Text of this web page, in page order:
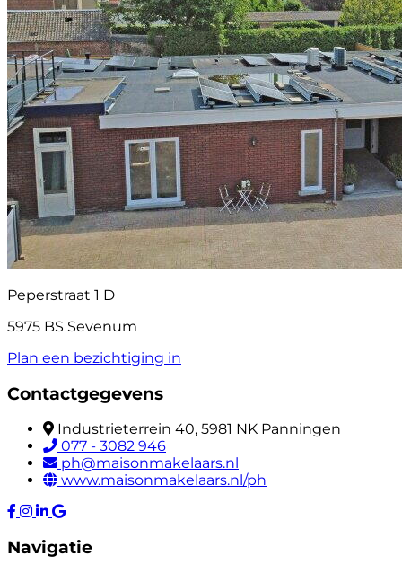
Peperstraat 1 D
5975 BS Sevenum
Plan een bezichtiging in
Contactgegevens
Industrieterrein 40, 5981 NK Panningen
077 - 3082 946
ph@maisonmakelaars.nl
www.maisonmakelaars.nl/ph
Navigatie